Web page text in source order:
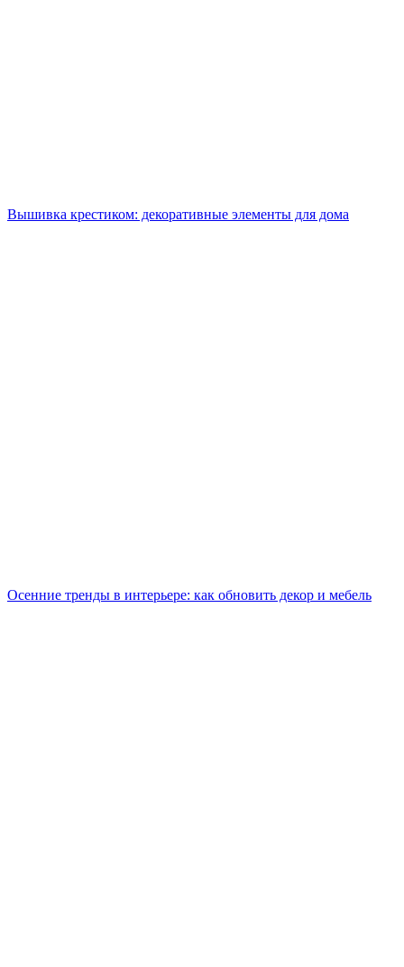
Вышивка крестиком: декоративные элементы для дома
Осенние тренды в интерьере: как обновить декор и мебель